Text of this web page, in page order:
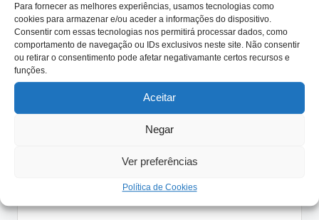
Para fornecer as melhores experiências, usamos tecnologias como
cookies para armazenar e/ou aceder a informações do dispositivo.
Consentir com essas tecnologias nos permitirá processar dados, como
comportamento de navegação ou IDs exclusivos neste site. Não consentir
ou retirar o consentimento pode afetar negativamante certos recursos e
funções.
Aceitar
Negar
Ver preferências
Política de Cookies
Temas para reflexão:
Existem funções na nossa
assumidas por mulheres?
Quais os principais motivos?
Essas razões são racionais ou